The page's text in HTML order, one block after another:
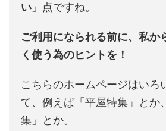
い 」点ですね。
ご利用になられる前に、私か
く使う為のヒントを！
こちらのホームページはいろ
て、例えば「平屋特集」とか
集」とか。